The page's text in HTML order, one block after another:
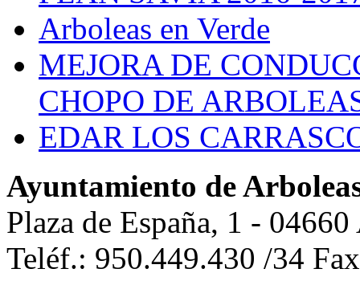
Arboleas en Verde
MEJORA DE
CHOPO DE
EDAR LOS
Ayuntamiento de
Plaza de España, 1 -
Teléf.: 950.449.430 /34